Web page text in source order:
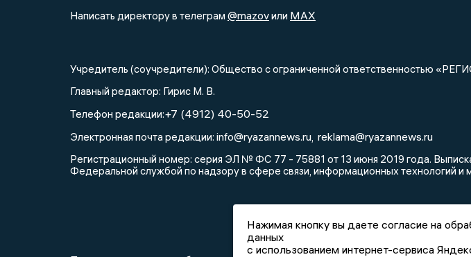
Написать директору в телеграм @mazovили MAX
Учредитель (соучредители): Общество с ограниченной ответственностью
Главный редактор: Гирис М. В.
Телефон редакции:+7 (4912) 40-50-52
Электронная почта редакции: info@ryazannews.ru reklama@ryazannews.ru
Регистрационный номер: серия ЭЛ № ФС 77 - 75881 от 13 июня 2019 года.
Федеральной службой по надзору в сфере связи, информационных технологий и
Нажимая кнопку вы даете согласие на
данных
с использованием интернет-сервиса